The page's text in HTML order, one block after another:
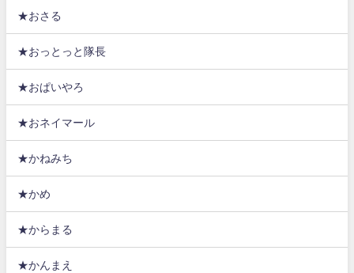
★おさる
★おっとっと隊長
★おぱいやろ
★おネイマール
★かねみち
★かめ
★からまる
★かんまえ